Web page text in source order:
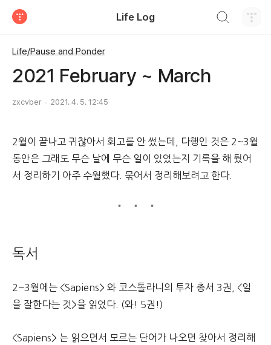
Life Log
Life/Pause and Ponder
2021 February ~ March
zxcvber 2021. 4. 5. 12:45
2월이 끝나고 귀찮아서 회고를 안 썼는데, 다행인 것은 2~3월
동안은 그래도 무슨 날에 무슨 일이 있었는지 기록을 해 뒀어
서 정리하기 아주 수월했다. 묶어서 정리해보려고 한다.
독서
2~3월에는 <Sapiens> 와 코스톨라니의 투자 총서 3권, <일
을 잘한다는 것>을 읽었다. (와! 5권!)
<Sapiens> 는 읽으면서 모르는 단어가 나오면 찾아서 정리해